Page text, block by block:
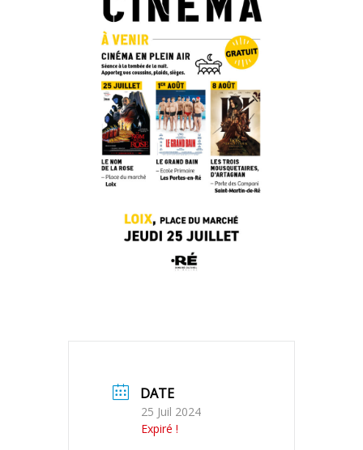
DATE
25 Juil 2024
Expiré !